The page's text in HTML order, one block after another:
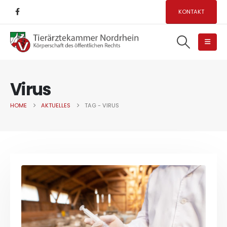
KONTAKT
Virus
HOME AKTUELLES TAG - VIRUS